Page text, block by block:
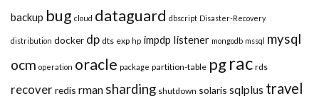
backup bug cloud dataguard dbscript Disaster-Recovery
distribution docker dp dts exp hp impdp listener mongodb mssql mysql
ocm operation oracle package partition-table pgrac rds
recover redis rman sharding shutdown solaris sqlplus travel